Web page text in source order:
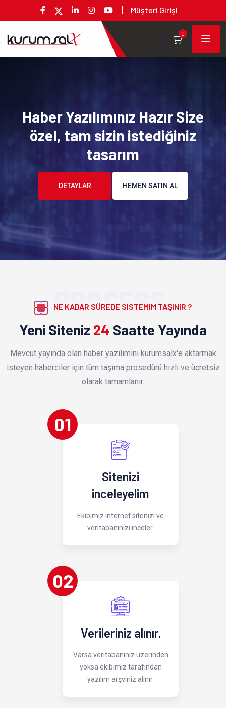
Müşteri Girişi
0
Haber Yazılımınız Hazır Size
özel, tam sizin istediğiniz
tasarım
DETAYLAR HEMEN SATIN AL
PROCESS
NE KADAR SÜREDE SISTEMIM TAŞINIR ?
Yeni Siteniz 24 Saatte Yayında
Mevcut yayında olan haber yazılımını kurumsalx'e aktarmak
isteyen haberciler için tüm taşıma prosedürü hızlı ve ücretsiz
olarak tamamlanır.
01
Sitenizi
inceleyelim
Ekibimiz internet sitenizi ve
veritabanınızı inceler.
02
Verileriniz alınır.
Varsa veritabanınız üzerinden
yoksa ekibimiz tarafından
yazılım arşviniz alınır.